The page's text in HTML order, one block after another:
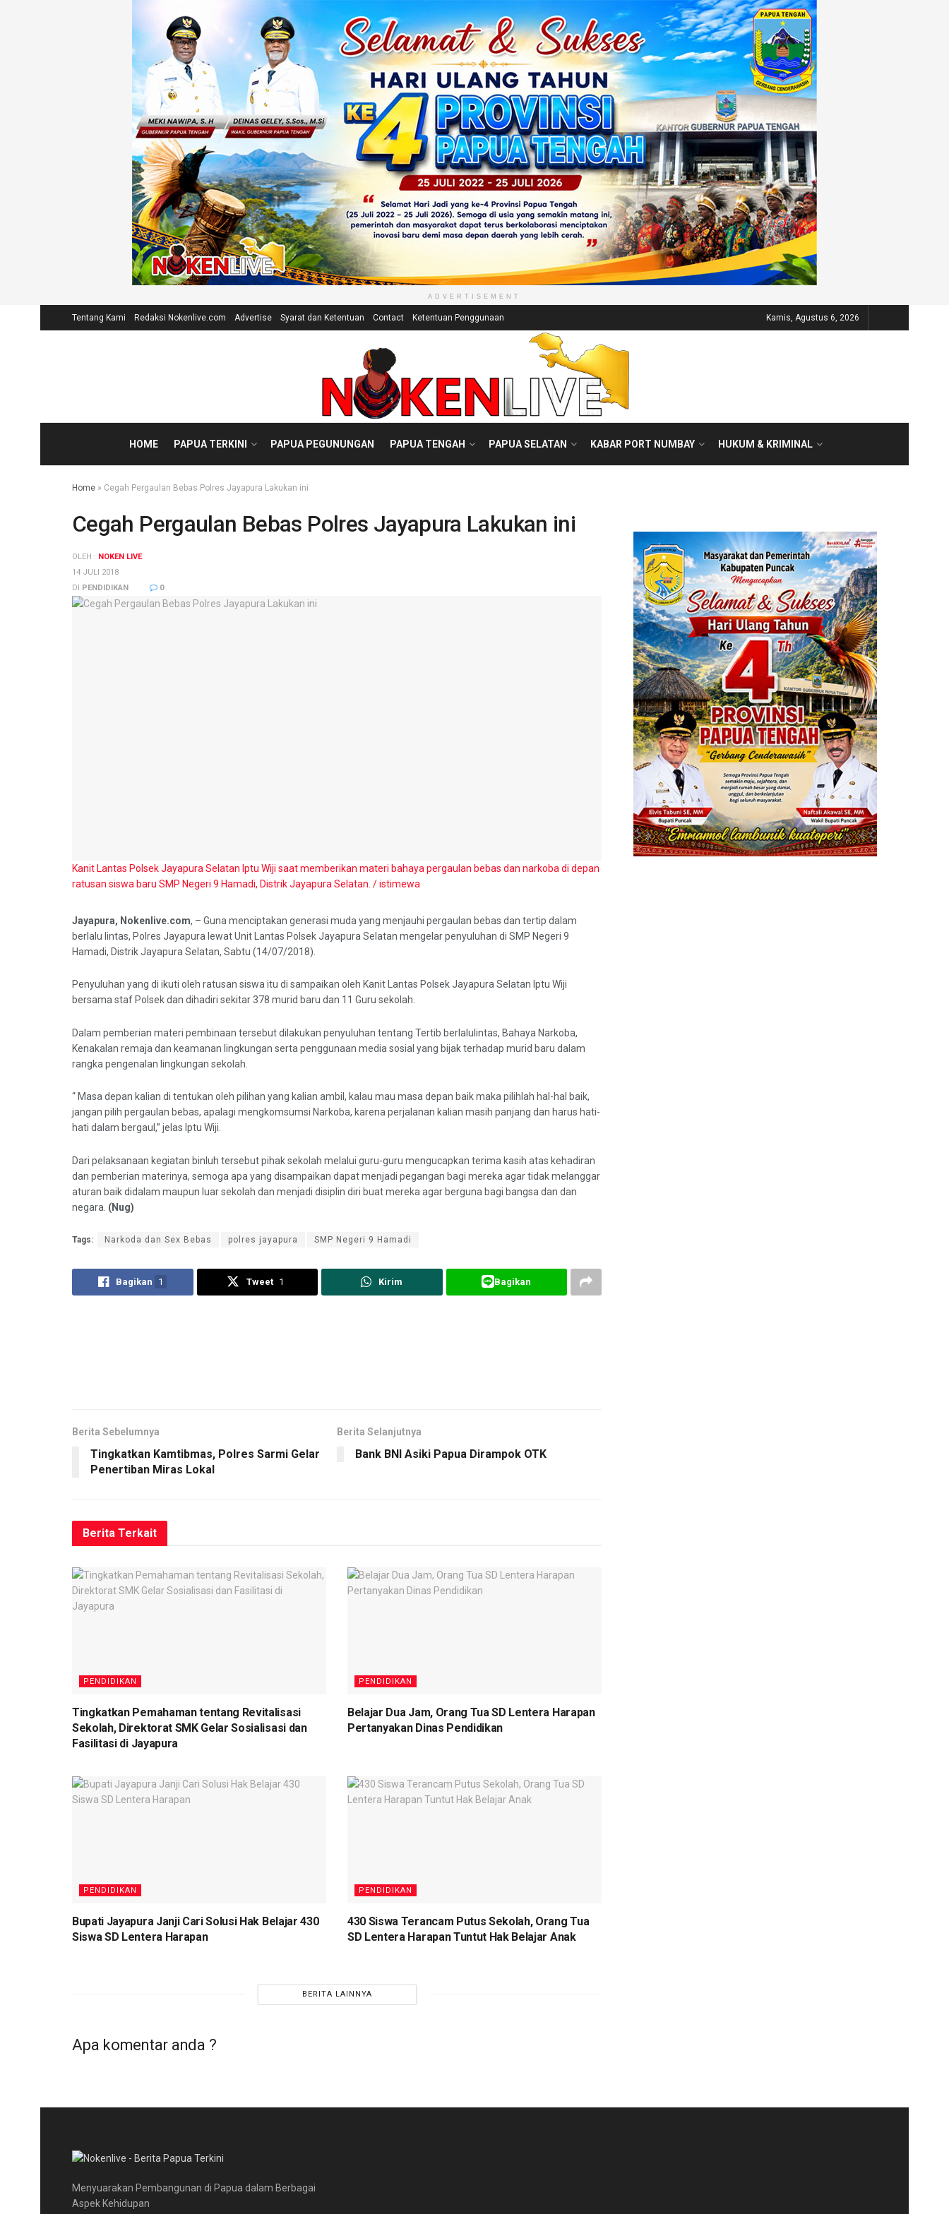
ADVERTISEMENT
Tentang Kami Redaksi Nokenlive.com Advertise Syarat dan Ketentuan Contact Ketentuan Penggunaan Kamis, Agustus 6, 2026
HOME PAPUA TERKINI PAPUA PEGUNUNGAN PAPUA TENGAH PAPUA SELATAN KABAR PORT NUMBAY HUKUM & KRIMINAL
Home » Cegah Pergaulan Bebas Polres Jayapura Lakukan ini
Cegah Pergaulan Bebas Polres Jayapura Lakukan ini
OLEH : NOKEN LIVE
14 JULI 2018
DI PENDIDIKAN 0
Kanit Lantas Polsek Jayapura Selatan Iptu Wiji saat memberikan materi bahaya pergaulan bebas dan narkoba di depan
ratusan siswa baru SMP Negeri 9 Hamadi, Distrik Jayapura Selatan. / istimewa
Jayapura, Nokenlive.com, – Guna menciptakan generasi muda yang menjauhi pergaulan bebas dan tertip dalam
berlalu lintas, Polres Jayapura lewat Unit Lantas Polsek Jayapura Selatan mengelar penyuluhan di SMP Negeri 9
Hamadi, Distrik Jayapura Selatan, Sabtu (14/07/2018).
Penyuluhan yang di ikuti oleh ratusan siswa itu di sampaikan oleh Kanit Lantas Polsek Jayapura Selatan Iptu Wiji
bersama staf Polsek dan dihadiri sekitar 378 murid baru dan 11 Guru sekolah.
Dalam pemberian materi pembinaan tersebut dilakukan penyuluhan tentang Tertib berlalulintas, Bahaya Narkoba,
Kenakalan remaja dan keamanan lingkungan serta penggunaan media sosial yang bijak terhadap murid baru dalam
rangka pengenalan lingkungan sekolah.
“ Masa depan kalian di tentukan oleh pilihan yang kalian ambil, kalau mau masa depan baik maka pilihlah hal-hal baik,
jangan pilih pergaulan bebas, apalagi mengkomsumsi Narkoba, karena perjalanan kalian masih panjang dan harus hati-
hati dalam bergaul,” jelas Iptu Wiji.
Dari pelaksanaan kegiatan binluh tersebut pihak sekolah melalui guru-guru mengucapkan terima kasih atas kehadiran
dan pemberian materinya, semoga apa yang disampaikan dapat menjadi pegangan bagi mereka agar tidak melanggar
aturan baik didalam maupun luar sekolah dan menjadi disiplin diri buat mereka agar berguna bagi bangsa dan dan
negara. (Nug)
Tags: Narkoda dan Sex Bebas polres jayapura SMP Negeri 9 Hamadi
Bagikan 1 Tweet 1 Kirim Bagikan
Berita Sebelumnya
Tingkatkan Kamtibmas, Polres Sarmi Gelar
Penertiban Miras Lokal
Berita Selanjutnya
Bank BNI Asiki Papua Dirampok OTK
Berita Terkait
PENDIDIKAN
Tingkatkan Pemahaman tentang Revitalisasi
Sekolah, Direktorat SMK Gelar Sosialisasi dan
Fasilitasi di Jayapura
PENDIDIKAN
Belajar Dua Jam, Orang Tua SD Lentera Harapan
Pertanyakan Dinas Pendidikan
PENDIDIKAN
Bupati Jayapura Janji Cari Solusi Hak Belajar 430
Siswa SD Lentera Harapan
PENDIDIKAN
430 Siswa Terancam Putus Sekolah, Orang Tua
SD Lentera Harapan Tuntut Hak Belajar Anak
BERITA LAINNYA
Apa komentar anda ?
Menyuarakan Pembangunan di Papua dalam Berbagai
Aspek Kehidupan